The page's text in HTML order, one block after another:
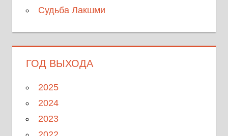
Судьба Лакшми
ГОД ВЫХОДА
2025
2024
2023